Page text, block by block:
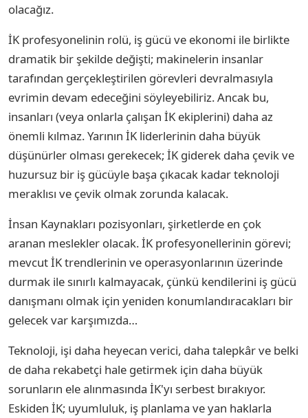
olacağız.
İK profesyonelinin rolü, iş gücü ve ekonomi ile birlikte
dramatik bir şekilde değişti; makinelerin insanlar
tarafından gerçekleştirilen görevleri devralmasıyla
evrimin devam edeceğini söyleyebiliriz. Ancak bu,
insanları (veya onlarla çalışan İK ekiplerini) daha az
önemli kılmaz. Yarının İK liderlerinin daha büyük
düşünürler olması gerekecek; İK giderek daha çevik ve
huzursuz bir iş gücüyle başa çıkacak kadar teknoloji
meraklısı ve çevik olmak zorunda kalacak.
İnsan Kaynakları pozisyonları, şirketlerde en çok
aranan meslekler olacak. İK profesyonellerinin görevi;
mevcut İK trendlerinin ve operasyonlarının üzerinde
durmak ile sınırlı kalmayacak, çünkü kendilerini iş gücü
danışmanı olmak için yeniden konumlandıracakları bir
gelecek var karşımızda…
Teknoloji, işi daha heyecan verici, daha talepkâr ve belki
de daha rekabetçi hale getirmek için daha büyük
sorunların ele alınmasında İK'yı serbest bırakıyor.
Eskiden İK; uyumluluk, iş planlama ve yan haklarla